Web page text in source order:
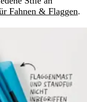
Fahnen & Flaggen.